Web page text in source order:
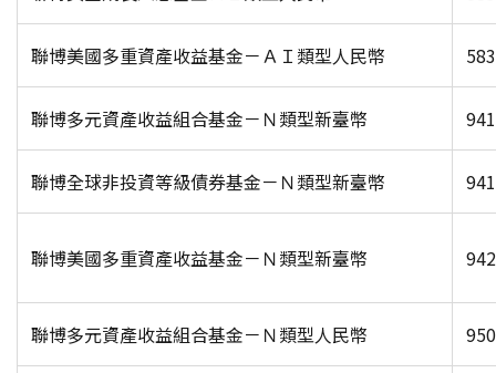
聯博美國多重資產收益基金－ＡＩ類型人民幣
聯博多元資產收益組合基金－Ｎ類型新臺幣
聯博全球非投資等級債券基金－Ｎ類型新臺幣
聯博美國多重資產收益基金－Ｎ類型新臺幣
聯博多元資產收益組合基金－Ｎ類型人民幣